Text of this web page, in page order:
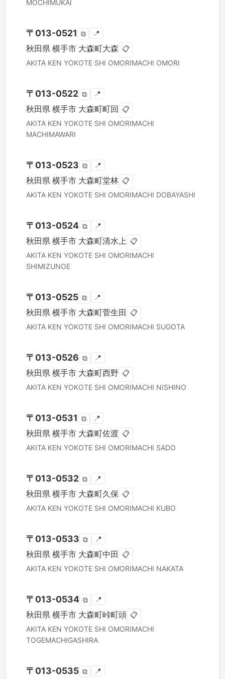
MOCHIMUKAI
〒 013-0521 ⧉ 📍
秋田県 横手市 大森町大森 📋
AKITA KEN YOKOTE SHI OMORIMACHI OMORI
〒 013-0522 ⧉ 📍
秋田県 横手市 大森町町回 📋
AKITA KEN YOKOTE SHI OMORIMACHI
MACHIMAWARI
〒 013-0523 ⧉ 📍
秋田県 横手市 大森町堂林 📋
AKITA KEN YOKOTE SHI OMORIMACHI DOBAYASHI
〒 013-0524 ⧉ 📍
秋田県 横手市 大森町清水上 📋
AKITA KEN YOKOTE SHI OMORIMACHI
SHIMIZUNOE
〒 013-0525 ⧉ 📍
秋田県 横手市 大森町菅生田 📋
AKITA KEN YOKOTE SHI OMORIMACHI SUGOTA
〒 013-0526 ⧉ 📍
秋田県 横手市 大森町西野 📋
AKITA KEN YOKOTE SHI OMORIMACHI NISHINO
〒 013-0531 ⧉ 📍
秋田県 横手市 大森町佐渡 📋
AKITA KEN YOKOTE SHI OMORIMACHI SADO
〒 013-0532 ⧉ 📍
秋田県 横手市 大森町久保 📋
AKITA KEN YOKOTE SHI OMORIMACHI KUBO
〒 013-0533 ⧉ 📍
秋田県 横手市 大森町中田 📋
AKITA KEN YOKOTE SHI OMORIMACHI NAKATA
〒 013-0534 ⧉ 📍
秋田県 横手市 大森町峠町頭 📋
AKITA KEN YOKOTE SHI OMORIMACHI
TOGEMACHIGASHIRA
〒 013-0535 ⧉ 📍